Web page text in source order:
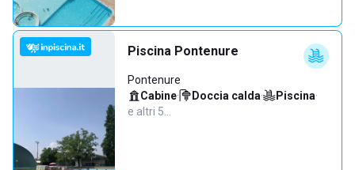
Piscina Pontenure
Pontenure
Cabine· Doccia calda· Piscina·
e altri 5…